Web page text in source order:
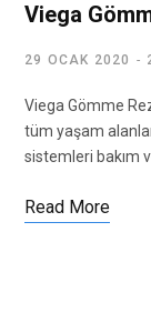
Viega
29 OCAK 2020
Viega Gömme
tüm yaşam
sistemleri bakım
Read More